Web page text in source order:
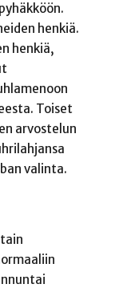
henkiä.
henkiä,
Toiset
arvostelun
valinta.